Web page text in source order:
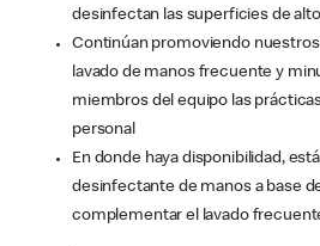
desinfectan las superficies de
Continúan promoviendo
lavado de manos frecuente y
miembros del equipo las
personal
En donde haya disponibilidad,
desinfectante de manos a base
complementar el lavado